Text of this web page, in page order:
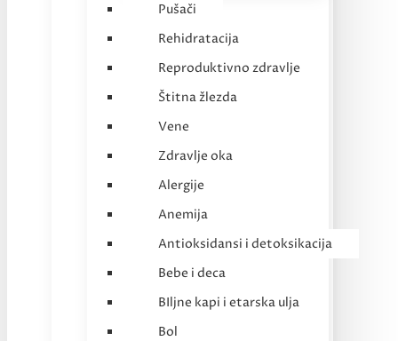
Pušači
Rehidratacija
Reproduktivno zdravlje
Štitna žlezda
Vene
Zdravlje oka
Alergije
Anemija
Antioksidansi i detoksikacija
Bebe i deca
BIljne kapi i etarska ulja
Bol